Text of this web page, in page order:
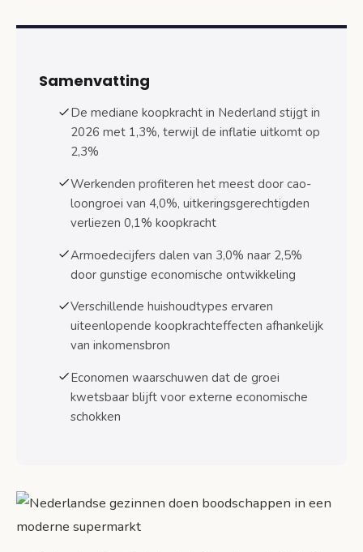
Percentage personen in armoede daalt
naar 2,5%
verwacht
Verschillen tussen huishoudtypes in
Werkende huishoudens versus
uitkeringsgerechtigden
Gezinnen met kinderen profiteren extra
Pensionados en AOW-gerechtigden
Regionale verschillen in koopkrachtontwikkeling
Randstad versus overig Nederland
Retail en horeca blijven achter
Samenvatting
De mediane koopkracht in Nederland stijgt in
2026 met 1,3%, terwijl de inflatie uitkomt op
2,3%
Werkenden profiteren het meest door cao-
loongroei van 4,0%, uitkeringsgerechtigden
verliezen 0,1% koopkracht
Armoedecijfers dalen van 3,0% naar 2,5%
door gunstige economische ontwikkeling
Verschillende huishoudtypes ervaren
uiteenlopende koopkrachteffecten afhankelijk
van inkomensbron
Economen waarschuwen dat de groei
kwetsbaar blijft voor externe economische
schokken